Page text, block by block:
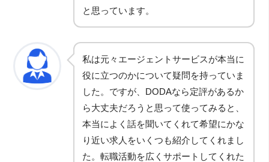
と思っています。
私は元々エージェントサービスが本当に
役に立つのかについて疑問を持っていま
した。ですが、DODAなら定評があるか
ら大丈夫だろうと思って使ってみると、
本当によく話を聞いてくれて希望にかな
り近い求人をいくつも紹介してくれまし
た。転職活動を広くサポートしてくれた